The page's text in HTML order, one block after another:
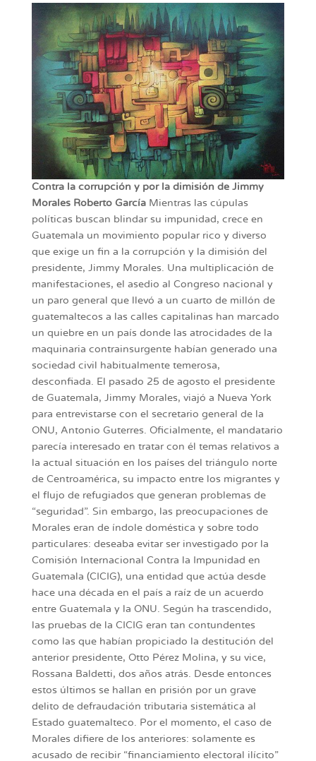
Contra la corrupción y por la dimisión de Jimmy
Morales Roberto GarcíaMientras las cúpulas
políticas buscan blindar su impunidad, crece en
Guatemala un movimiento popular rico y diverso
que exige un fin a la corrupción y la dimisión del
presidente, Jimmy Morales. Una multiplicación de
manifestaciones, el asedio al Congreso nacional y
un paro general que llevó a un cuarto de millón de
guatemaltecos a las calles capitalinas han marcado
un quiebre en un país donde las atrocidades de la
maquinaria contrainsurgente habían generado una
sociedad civil habitualmente temerosa,
desconfiada. El pasado 25 de agosto el presidente
de Guatemala, Jimmy Morales, viajó a Nueva York
para entrevistarse con el secretario general de la
ONU, Antonio Guterres. Oficialmente, el mandatario
parecía interesado en tratar con él temas relativos a
la actual situación en los países del triángulo norte
de Centroamérica, su impacto entre los migrantes y
el flujo de refugiados que generan problemas de
“seguridad”. Sin embargo, las preocupaciones de
Morales eran de índole doméstica y sobre todo
particulares: deseaba evitar ser investigado por la
Comisión Internacional Contra la Impunidad en
Guatemala (CICIG), una entidad que actúa desde
hace una década en el país a raíz de un acuerdo
entre Guatemala y la ONU. Según ha trascendido,
las pruebas de la CICIG eran tan contundentes
como las que habían propiciado la destitución del
anterior presidente, Otto Pérez Molina, y su vice,
Rossana Baldetti, dos años atrás. Desde entonces
estos últimos se hallan en prisión por un grave
delito de defraudación tributaria sistemática al
Estado guatemalteco. Por el momento, el caso de
Morales difiere de los anteriores: solamente es
acusado de recibir “financiamiento electoral ilícito”